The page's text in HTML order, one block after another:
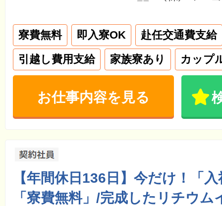
寮費無料 即入寮OK
赴任交通費支給
引越し費用支給
家族寮あり カップ
お仕事内容を見る
【年間休日136日】今だけ！「
「寮費無料」/完成したリチウム